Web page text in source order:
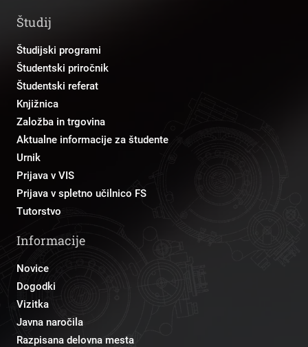
Študij
Študijski programi
Študentski priročnik
Študentski referat
Knjižnica
Založba in trgovina
Aktualne informacije za študente
Urnik
Prijava v VIS
Prijava v spletno učilnico FS
Tutorstvo
Informacije
Novice
Dogodki
Vizitka
Javna naročila
Razpisana delovna mesta